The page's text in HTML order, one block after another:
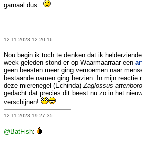
garnaal dus...
12-11-2023 12:20:16
Nou begin ik toch te denken dat ik
week geleden stond er op Waarmaarraar een
geen beesten meer ging vernoemen naar
bestaande namen ging herzien. In mijn reactie
deze mierenegel (Echinda) Zaglossus
gedacht dat precies dit beest nu zo in het
verschijnen!
12-11-2023 19:27:35
@BatFish: